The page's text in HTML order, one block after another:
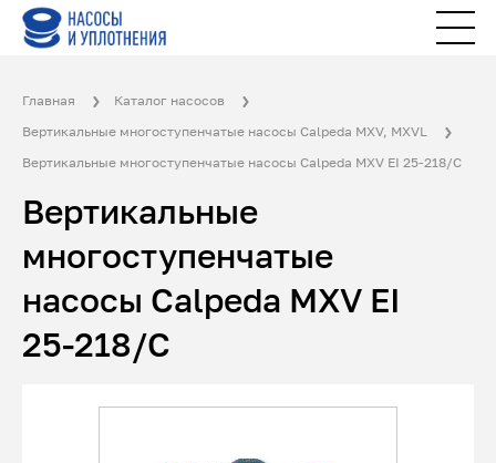
Главная
Каталог насосов
Вертикальные многоступенчатые насосы Calpeda MXV, MXVL
Вертикальные многоступенчатые насосы Calpeda MXV EI 25-218/C
Вертикальные
многоступенчатые
насосы Calpeda MXV EI
25-218/C